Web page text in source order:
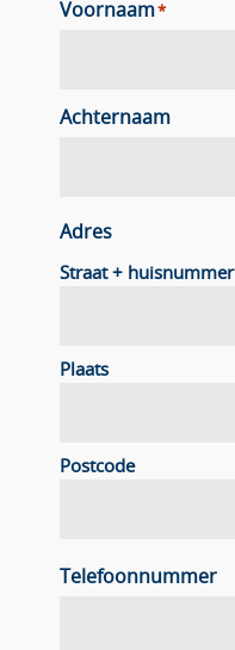
Voornaam*
Achternaam
Adres
Straat + huisnummer
Plaats
Postcode
Telefoonnummer